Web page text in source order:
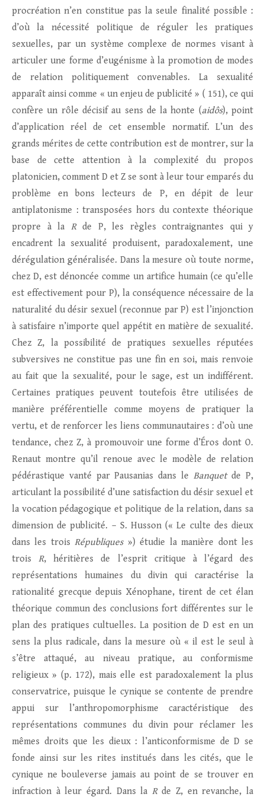
procréation n’en constitue pas la seule finalité possible :
d’où la nécessité politique de réguler les pratiques
sexuelles, par un système complexe de normes visant à
articuler une forme d’eugénisme à la promotion de modes
de relation politiquement convenables. La sexualité
apparaît ainsi comme « un enjeu de publicité » ( 151), ce qui
confère un rôle décisif au sens de la honte (aidôs), point
d’application réel de cet ensemble normatif. L’un des
grands mérites de cette contribution est de montrer, sur la
base de cette attention à la complexité du propos
platonicien, comment D et Z se sont à leur tour emparés du
problème en bons lecteurs de P, en dépit de leur
antiplatonisme : transposées hors du contexte théorique
propre à la Rde P, les règles contraignantes qui y
encadrent la sexualité produisent, paradoxalement, une
dérégulation généralisée. Dans la mesure où toute norme,
chez D, est dénoncée comme un artifice humain (ce qu’elle
est effectivement pour P), la conséquence nécessaire de la
naturalité du désir sexuel (reconnue par P) est l’injonction
à satisfaire n’importe quel appétit en matière de sexualité.
Chez Z, la possibilité de pratiques sexuelles réputées
subversives ne constitue pas une fin en soi, mais renvoie
au fait que la sexualité, pour le sage, est un indifférent.
Certaines pratiques peuvent toutefois être utilisées de
manière préférentielle comme moyens de pratiquer la
vertu, et de renforcer les liens communautaires : d’où une
tendance, chez Z, à promouvoir une forme d’Éros dont O.
Renaut montre qu’il renoue avec le modèle de relation
pédérastique vanté par Pausanias dans le Banquetde P,
articulant la possibilité d’une satisfaction du désir sexuel et
la vocation pédagogique et politique de la relation, dans sa
dimension de publicité. – S. Husson (« Le culte des dieux
dans les troisRépubliques») étudie la manière dont les
troisR, héritières de l’esprit critique à l’égard des
représentations humaines du divin qui caractérise la
rationalité grecque depuis Xénophane, tirent de cet élan
théorique commun des conclusions fort différentes sur le
plan des pratiques cultuelles. La position de D est en un
sens la plus radicale, dans la mesure où « il est le seul à
s’être attaqué, au niveau pratique, au conformisme
religieux » (p. 172), mais elle est paradoxalement la plus
conservatrice, puisque le cynique se contente de prendre
appui sur l’anthropomorphisme caractéristique des
représentations communes du divin pour réclamer les
mêmes droits que les dieux : l’anticonformisme de D se
fonde ainsi sur les rites institués dans les cités, que le
cynique ne bouleverse jamais au point de se trouver en
infraction à leur égard. Dans la Rde Z, en revanche, la